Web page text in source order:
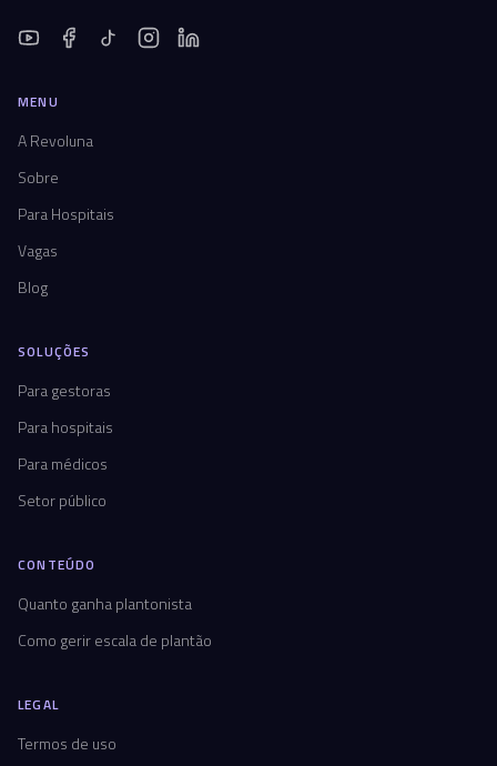
MENU
A Revoluna
Sobre
Para Hospitais
Vagas
Blog
SOLUÇÕES
Para gestoras
Para hospitais
Para médicos
Setor público
CONTEÚDO
Quanto ganha plantonista
Como gerir escala de plantão
LEGAL
Termos de uso